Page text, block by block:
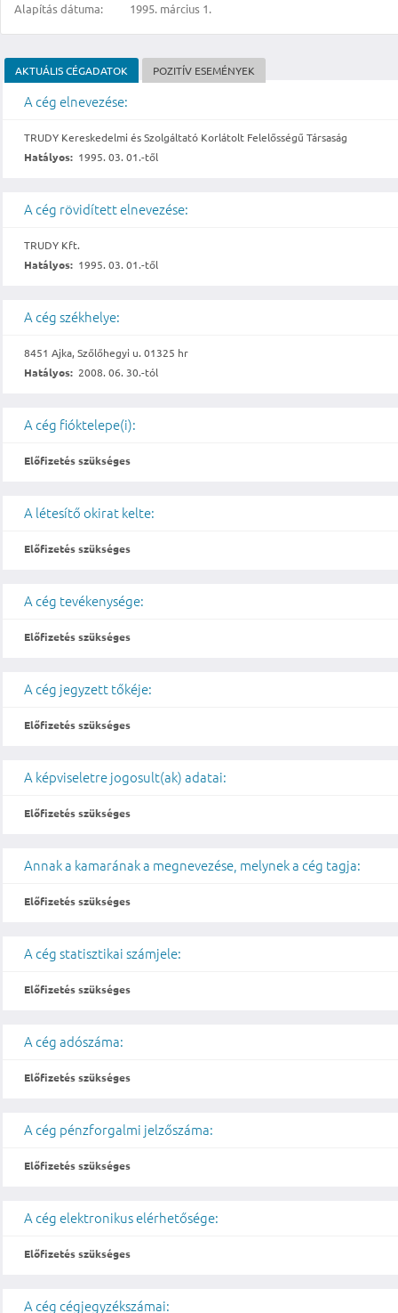
Alapítás dátuma:
1995. március 1.
AKTUÁLIS CÉGADATOK POZITÍV ESEMÉNYEK
A cég elnevezése:
TRUDY Kereskedelmi és Szolgáltató Korlátolt Felelősségű Társaság
Hatályos: 1995. 03. 01.-től
A cég rövidített elnevezése:
TRUDY Kft.
Hatályos: 1995. 03. 01.-től
A cég székhelye:
8451 Ajka, Szőlőhegyi u. 01325 hr
Hatályos: 2008. 06. 30.-tól
A cég fióktelepe(i):
Előfizetés szükséges
A létesítő okirat kelte:
Előfizetés szükséges
A cég tevékenysége:
Előfizetés szükséges
A cég jegyzett tőkéje:
Előfizetés szükséges
A képviseletre jogosult(ak) adatai:
Előfizetés szükséges
Annak a kamarának a megnevezése, melynek a cég tagja:
Előfizetés szükséges
A cég statisztikai számjele:
Előfizetés szükséges
A cég adószáma:
Előfizetés szükséges
A cég pénzforgalmi jelzőszáma:
Előfizetés szükséges
A cég elektronikus elérhetősége:
Előfizetés szükséges
A cég cégjegyzékszámai: